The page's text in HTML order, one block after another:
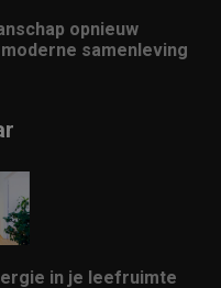
opnieuw
samenleving
in je leefruimte